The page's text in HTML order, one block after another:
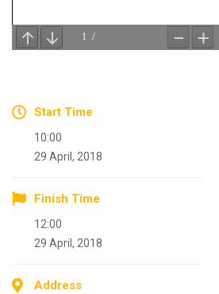
Start Time
10:00
29 April, 2018
Finish Time
12:00
29 April, 2018
Address